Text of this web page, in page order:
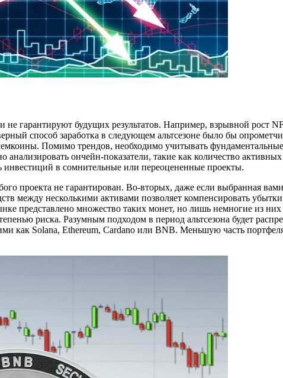
гарантируют будущих результатов. Например, взрывной рост
способ заработка в следующем альтсезоне было бы
Помимо трендов, необходимо учитывать фундаментальные
ончейн-показатели, такие как количество
инвестиций в сомнительные или переоцененные проекты.
проекта не гарантирован. Во-вторых, даже если выбранная
между несколькими активами позволяет компенсировать
представлено множество таких монет, но лишь немногие из них
риска. Разумным подходом в период альтсезона будет
как Solana, Ethereum, Cardano или BNB. Меньшую часть